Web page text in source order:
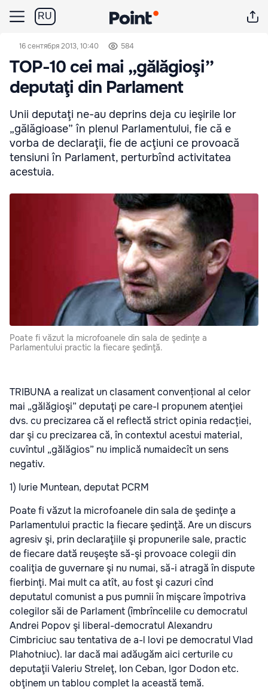
RU
16 сентября 2013, 10:40 584
TOP-10 cei mai ,,gălăgioşi’’
deputaţi din Parlament
Unii deputaţi ne-au deprins deja cu ieşirile lor
„gălăgioase” în plenul Parlamentului, fie că e
vorba de declaraţii, fie de acţiuni ce provoacă
tensiuni în Parlament, perturbînd activitatea
acestuia.
Poate fi văzut la microfoanele din sala de şedinţe a
Parlamentului practic la fiecare şedinţă.
TRIBUNA a realizat un clasament convențional al celor
mai „gălăgioşi” deputaţi pe care-l propunem atenţiei
dvs. cu precizarea că el reflectă strict opinia redacției,
dar şi cu precizarea că, în contextul acestui material,
cuvîntul „gălăgios” nu implică numaidecît un sens
negativ.
1) Iurie Muntean, deputat PCRM
Poate fi văzut la microfoanele din sala de şedinţe a
Parlamentului practic la fiecare şedinţă. Are un discurs
agresiv şi, prin declaraţiile şi propunerile sale, practic
de fiecare dată reuşeşte să-şi provoace colegii din
coaliţia de guvernare şi nu numai, să-i atragă în dispute
fierbinţi. Mai mult ca atît, au fost şi cazuri cînd
deputatul comunist a pus pumnii în mişcare împotriva
colegilor săi de Parlament (îmbrîncelile cu democratul
Andrei Popov şi liberal-democratul Alexandru
Cimbriciuc sau tentativa de a-l lovi pe democratul Vlad
Plahotniuc). Iar dacă mai adăugăm aici certurile cu
deputaţii Valeriu Streleţ, Ion Ceban, Igor Dodon etc.
obţinem un tablou complet la această temă.